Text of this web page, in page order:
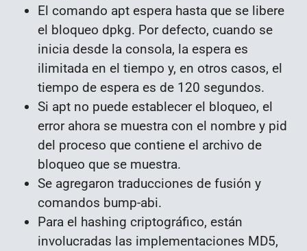
El comando apt espera hasta que se libere
el bloqueo dpkg. Por defecto, cuando se
inicia desde la consola, la espera es
ilimitada en el tiempo y, en otros casos, el
tiempo de espera es de 120 segundos.
Si apt no puede establecer el bloqueo, el
error ahora se muestra con el nombre y pid
del proceso que contiene el archivo de
bloqueo que se muestra.
Se agregaron traducciones de fusión y
comandos bump-abi.
Para el hashing criptográfico, están
involucradas las implementaciones MD5,